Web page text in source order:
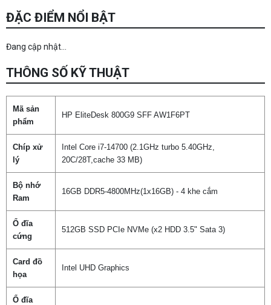
ĐẶC ĐIỂM NỔI BẬT
Đang cập nhật...
THÔNG SỐ KỸ THUẬT
Mã sản
phẩm
HP EliteDesk 800G9 SFF AW1F6PT
Chíp xử
lý
Intel Core i7-14700 (2.1GHz turbo 5.40GHz,
20C/28T,cache 33 MB)
Bộ nhớ
Ram
16GB DDR5-4800MHz(1x16GB) - 4 khe cắm
Ổ đĩa
cứng
512GB SSD PCIe NVMe (x2 HDD 3.5" Sata 3)
Card đồ
họa
Intel UHD Graphics
Ổ đĩa